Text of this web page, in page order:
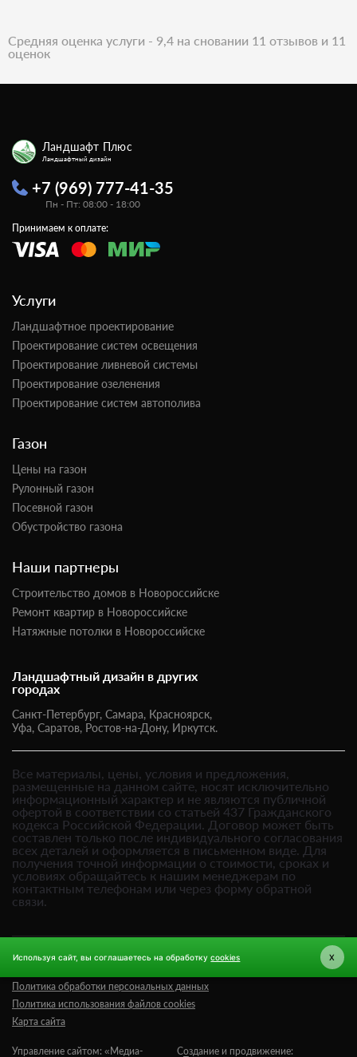
Средняя оценка услуги - 9,4 на сновании 11 отзывов и 11
оценок
Ландшафт Плюс
Ландшафтный дизайн
+7 (969) 777-41-35
Пн - Пт: 08:00 - 18:00
Принимаем к оплате:
Услуги
Ландшафтное проектирование
Проектирование систем освещения
Проектирование ливневой системы
Проектирование озеленения
Проектирование систем автополива
Газон
Цены на газон
Рулонный газон
Посевной газон
Обустройство газона
Наши партнеры
Строительство домов в Новороссийске
Ремонт квартир в Новороссийске
Натяжные потолки в Новороссийске
Ландшафтный дизайн в других
городах
Санкт-Петербург, Самара, Красноярск,
Уфа, Саратов, Ростов-на-Дону, Иркутск.
Все материалы, цены, условия и предложения,
размещенные на данном сайте, носят исключительно
информационный характер и не являются публичной
офертой в соответствии со статьей 437 Гражданского
кодекса Российской Федерации. Договор может быть
составлен только после индивидуального согласования
всех деталей и оформляется в письменном виде. Для
получения точной информации о стоимости, сроках и
условиях обращайтесь к нашим менеджерам по
контактным телефонам или через форму обратной
связи.
Политика обработки персональных данных
Политика использования файлов cookies
Карта сайта
Управление сайтом: «Медиа-
Создание и продвижение:
Используя сайт, вы соглашаетесь на обработкуcookies X